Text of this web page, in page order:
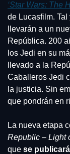
‘Star Wars: The
de Lucasfilm.
llevarán a un
República. 200
los Jedi en su
llevado a la
Caballeros Jedi
la justicia. Sin
que pondrán en
La nueva etapa
Republic – Light
que se